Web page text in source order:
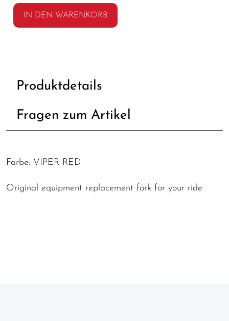
IN DEN WARENKORB
Produktdetails
Fragen zum Artikel
Farbe: VIPER RED
Original equipment replacement fork for your ride.